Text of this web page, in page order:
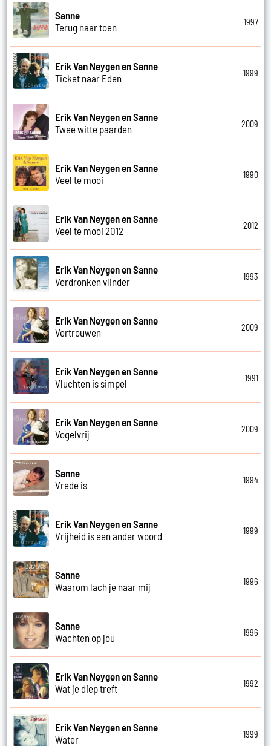
Sanne
Terug naar toen
1997
Erik Van Neygen en Sanne
Ticket naar Eden
1999
Erik Van Neygen en Sanne
Twee witte paarden
2009
Erik Van Neygen en Sanne
Veel te mooi
1990
Erik Van Neygen en Sanne
Veel te mooi 2012
2012
Erik Van Neygen en Sanne
Verdronken vlinder
1993
Erik Van Neygen en Sanne
Vertrouwen
2009
Erik Van Neygen en Sanne
Vluchten is simpel
1991
Erik Van Neygen en Sanne
Vogelvrij
2009
Sanne
Vrede is
1994
Erik Van Neygen en Sanne
Vrijheid is een ander woord
1999
Sanne
Waarom lach je naar mij
1996
Sanne
Wachten op jou
1996
Erik Van Neygen en Sanne
Wat je diep treft
1992
Erik Van Neygen en Sanne
Water
1999